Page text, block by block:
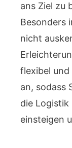
ans Ziel zu
Besonders
nicht
flexibel
an, sodass
die Logistik
einsteigen